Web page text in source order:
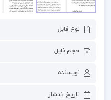
نوع فایل
حجم فایل
نویسنده
تاریخ انتشار